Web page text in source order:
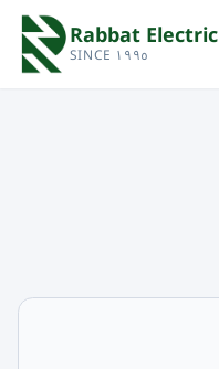
Rabbat Electric
SINCE ١٩٩٥